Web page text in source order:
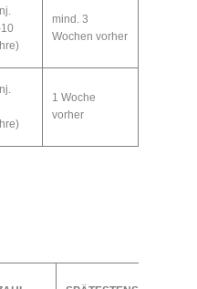
mind. 3
Wochen vorher
1 Woche
vorher